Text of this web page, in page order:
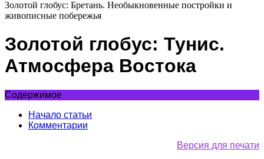
Золотой глобус: Бретань. Необыкновенные постройки и
живописные побережья
Золотой глобус: Тунис.
Атмосфера Востока
Содержимое
Начало статьи
Комментарии
Версия для печати